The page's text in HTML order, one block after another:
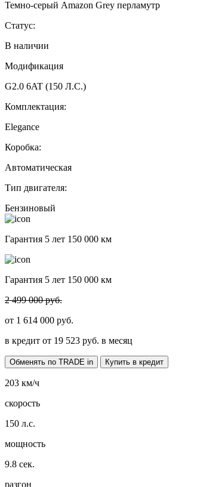
Темно-серый Amazon Grey перламутр
Статус:
В наличии
Модификация
G2.0 6AT (150 Л.С.)
Комплектация:
Elegance
Коробка:
Автоматическая
Тип двигателя:
Бензиновый
Гарантия 5 лет 150 000 км
Гарантия 5 лет 150 000 км
2 499 000 руб.
от 1 614 000 руб.
в кредит от 19 523 руб. в месяц
Обменять по TRADE in Купить в кредит
203 км/ч
скорость
150 л.с.
мощность
9.8 сек.
разгон